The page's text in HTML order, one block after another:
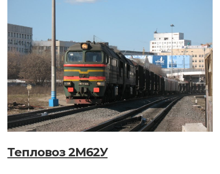
Тепловоз 2М62У